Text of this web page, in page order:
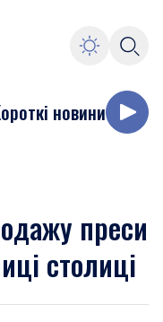
новини
преси
столиці